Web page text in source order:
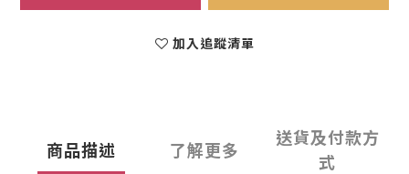
加入追蹤清單
商品描述 了解更多
送貨及付款方
式